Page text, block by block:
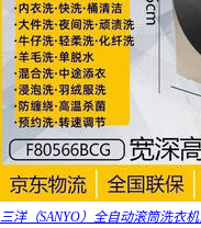
三洋（SANYO）全自动滚筒洗衣